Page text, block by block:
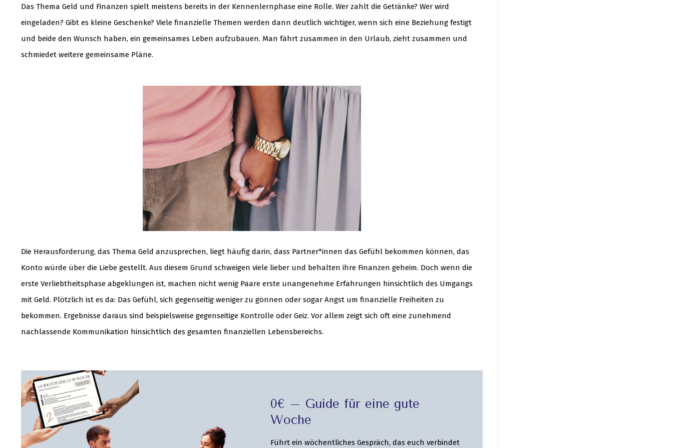
Das Thema Geld und Finanzen spielt meistens bereits in der Kennenlernphase eine Rolle. Wer zahlt die Getränke? Wer wird
eingeladen? Gibt es kleine Geschenke? Viele finanzielle Themen werden dann deutlich wichtiger, wenn sich eine Beziehung festigt
und beide den Wunsch haben, ein gemeinsames Leben aufzubauen. Man fährt zusammen in den Urlaub, zieht zusammen und
schmiedet weitere gemeinsame Pläne.
Die Herausforderung, das Thema Geld anzusprechen, liegt häufig darin, dass Partner*innen das Gefühl bekommen können, das
Konto würde über die Liebe gestellt. Aus diesem Grund schweigen viele lieber und behalten ihre Finanzen geheim. Doch wenn die
erste Verliebtheitsphase abgeklungen ist, machen nicht wenig Paare erste unangenehme Erfahrungen hinsichtlich des Umgangs
mit Geld. Plötzlich ist es da: Das Gefühl, sich gegenseitig weniger zu gönnen oder sogar Angst um finanzielle Freiheiten zu
bekommen. Ergebnisse daraus sind beispielsweise gegenseitige Kontrolle oder Geiz. Vor allem zeigt sich oft eine zunehmend
nachlassende Kommunikation hinsichtlich des gesamten finanziellen Lebensbereichs.
0€ – Guide für eine gute
Woche
Führt ein wöchentliches Gespräch, das euch verbindet